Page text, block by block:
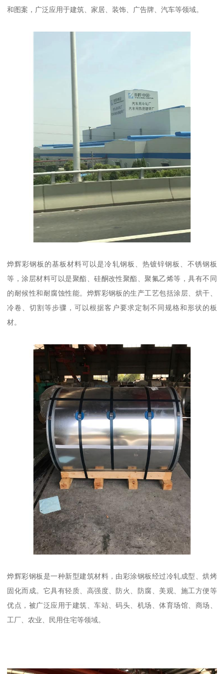
和图案，广泛应用于建筑、家居、装饰、广告牌、汽车等领域。
烨辉彩钢板的基板材料可以是冷轧钢板、热镀锌钢板、不锈钢板
等，涂层材料可以是聚酯、硅酮改性聚酯、聚氟乙烯等，具有不同
的耐候性和耐腐蚀性能。烨辉彩钢板的生产工艺包括涂层、烘干、
冷卷、切割等步骤，可以根据客户要求定制不同规格和形状的板
材。
烨辉彩钢板是一种新型建筑材料，由彩涂钢板经过冷轧成型、烘烤
固化而成。它具有轻质、高强度、防火、防腐、美观、施工方便等
优点，被广泛应用于建筑、车站、码头、机场、体育场馆、商场、
工厂、农业、民用住宅等领域。